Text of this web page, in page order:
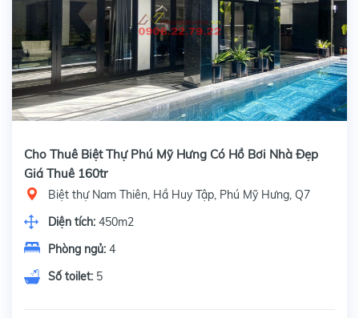
Cho Thuê Biệt Thự Phú Mỹ Hưng Có Hồ Bơi Nhà Đẹp
Giá Thuê 160tr
Biệt thự Nam Thiên, Hầ Huy Tập, Phú Mỹ Hưng, Q7
Diện tích: 450m2
Phòng ngủ: 4
Số toilet: 5